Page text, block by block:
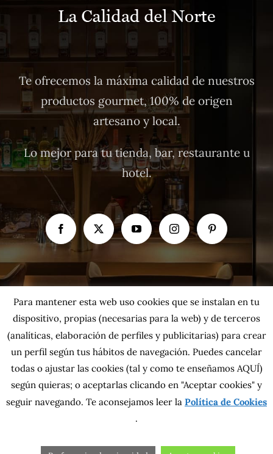
Te ofrecemos la máxima calidad de nuestros
productos gourmet, 100% de origen
artesano y local.
Lo mejor para tu tienda, bar, restaurante u
hotel.
Copyright 2026 MahatsHerri La Calidad del Norte S.L. | Todos los
derechos reservados.
cookies|Aviso Legal|Condiciones generales|Contacta con nosotros
Para mantener esta web uso cookies que se instalan en tu
dispositivo, propias (necesarias para la web) y de terceros
(analíticas, elaboración de perfiles y publicitarias) para crear
un perfil según tus hábitos de navegación. Puedes cancelar
todas o ajustar las cookies(tal y como te enseñamos AQUÍ)
según quieras; o aceptarlas clicando en "Aceptar cookies" y
seguir navegando. Te aconsejamos leer la Política de Cookies
.